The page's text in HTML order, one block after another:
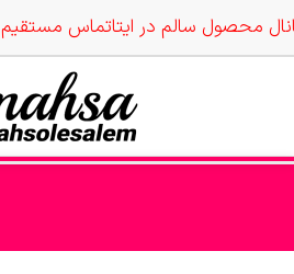
محصول سالم در ایتاتماس مستقیم 09180884852